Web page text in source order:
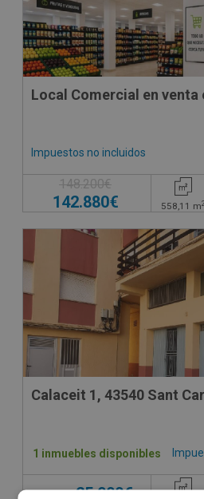
Local Comercial en venta
Impuestos no incluidos
148.200€
142.880€ 558,11 m2
Calaceit 1, 43540 Sant
1 inmuebles disponibles
25.000€